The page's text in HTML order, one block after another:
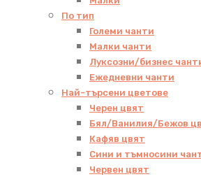
По тип
Големи чанти
Малки чанти
Луксозни/бизнес
Ежедневни чанти
Най-търсени цветове
Черен цвят
Бял/Ванилия/Бежов
Кафяв цвят
Сини и тъмносини
Червен цвят